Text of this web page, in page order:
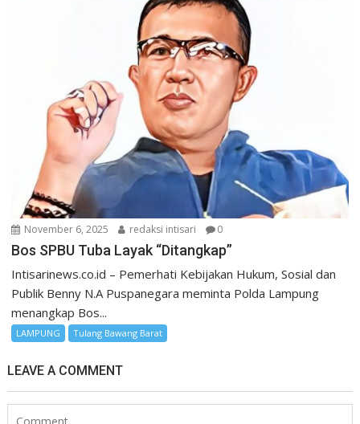
November 6, 2025 redaksi intisari 0
Bos SPBU Tuba Layak “Ditangkap”
Intisarinews.co.id – Pemerhati Kebijakan Hukum, Sosial dan
Publik Benny N.A Puspanegara meminta Polda Lampung
menangkap Bos...
LAMPUNG Tulang Bawang Barat
LEAVE A COMMENT